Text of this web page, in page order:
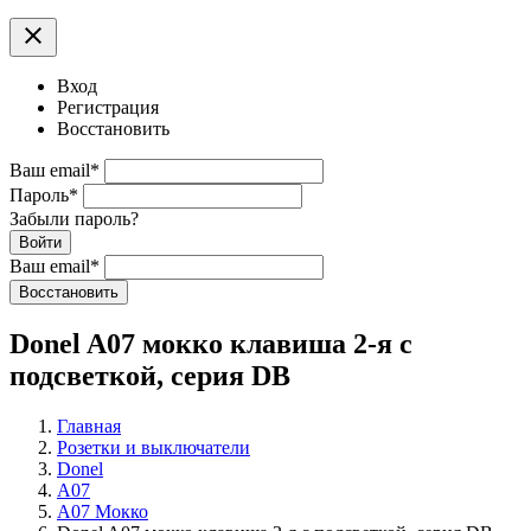
clear
Вход
Регистрация
Восстановить
Ваш email*
Пароль*
Забыли пароль?
Войти
Ваш email*
Воcстановить
Donel A07 мокко клавиша 2-я с
подсветкой, серия DB
Главная
Розетки и выключатели
Donel
A07
A07 Мокко